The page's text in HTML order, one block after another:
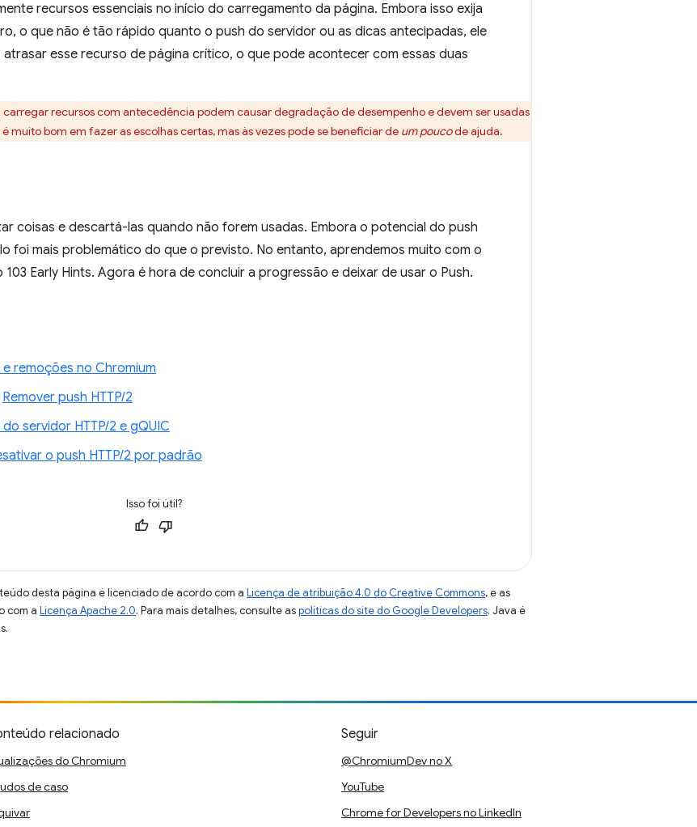
recursos essenciais no início do carregamento da página. Embora isso exija
o que não é tão rápido quanto o push do servidor ou as dicas antecipadas, ele
esse recurso de página crítico, o que pode acontecer com essas duas
recursos com antecedência podem causar degradação de desempenho e devem ser usadas
bom em fazer as escolhas certas, mas às vezes pode se beneficiar de um poucode ajuda.
coisas e descartá-las quando não forem usadas. Embora o potencial do push
foi mais problemático do que o previsto. No entanto, aprendemos muito com o
Early Hints. Agora é hora de concluir a progressão e deixar de usar o Push.
remoções no Chromium
Remover push HTTP/2
servidor HTTP/2 e gQUIC
o push HTTP/2 por padrão
Isso foi útil?
desta página é licenciado de acordo com a Licença de atribuição 4.0 do Creative Commons, e as
com a Licença Apache 2.0. Para mais detalhes, consulte aspolíticas do site do Google Developers. Java é
relacionado
do Chromium
de caso
Seguir
@ChromiumDev no X
YouTube
Chrome for Developers no LinkedIn